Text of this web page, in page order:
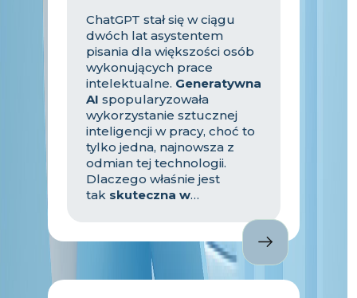
ChatGPT stał się w ciągu
dwóch lat asystentem
pisania dla większości osób
wykonujących prace
intelektualne. Generatywna
AI spopularyzowała
wykorzystanie sztucznej
inteligencji w pracy, choć to
tylko jedna, najnowsza z
odmian tej technologii.
Dlaczego właśnie jest
tak skuteczna w
wyszukiwania, analizy treści i
danych? Co sprawia, że to
właśnie generatywna AI